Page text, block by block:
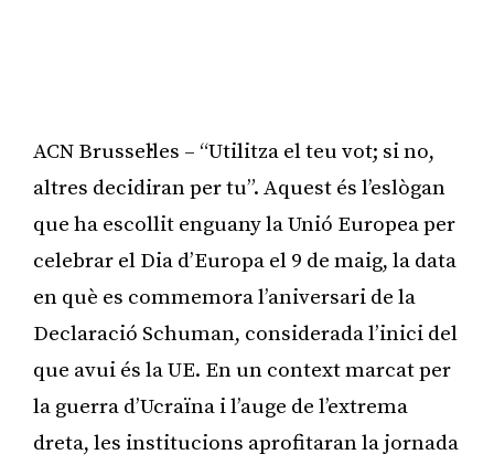
ACN Brussel·les – “Utilitza el teu vot; si no,
altres decidiran per tu”. Aquest és l’eslògan
que ha escollit enguany la Unió Europea per
celebrar el Dia d’Europa el 9 de maig, la data
en què es commemora l’aniversari de la
Declaració Schuman, considerada l’inici del
que avui és la UE. En un context marcat per
la guerra d’Ucraïna i l’auge de l’extrema
dreta, les institucions aprofitaran la jornada